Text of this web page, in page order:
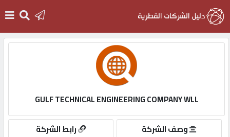
التسجيل
GULF TECHNICAL ENGINEERING COMPANY WLL
رابط الشركة
وصف الشركة